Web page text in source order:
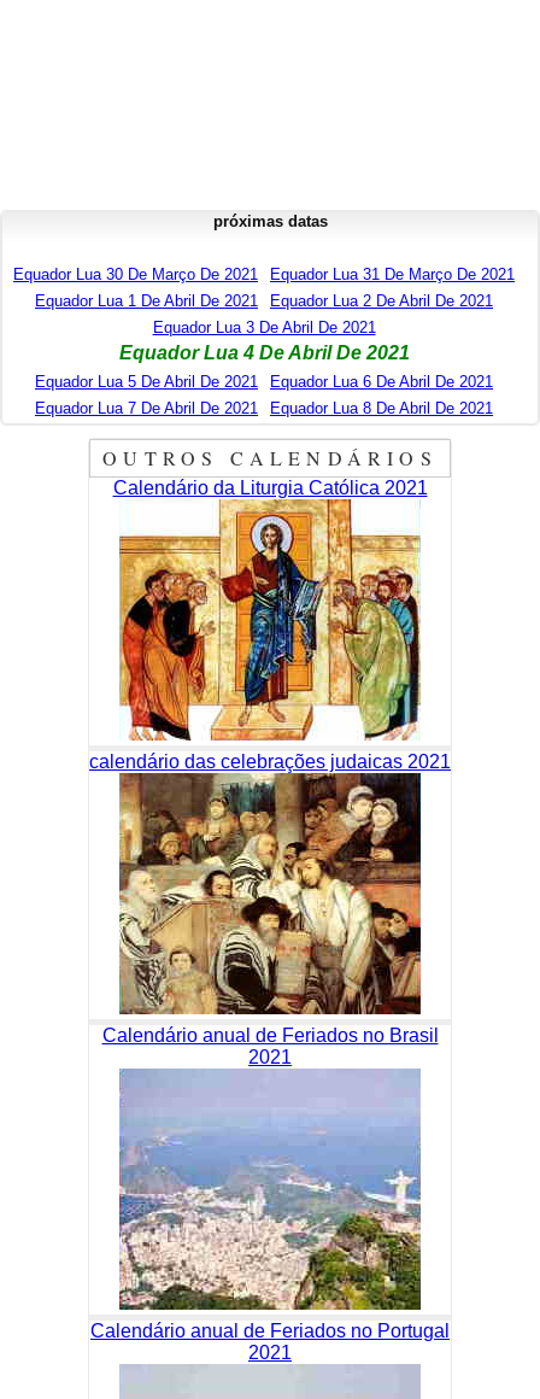
próximas datas
Equador Lua 30 De Março De 2021
Equador Lua 31 De Março De 2021
Equador Lua 1 De Abril De 2021
Equador Lua 2 De Abril De 2021
Equador Lua 3 De Abril De 2021
Equador Lua 4 De Abril De 2021
Equador Lua 5 De Abril De 2021
Equador Lua 6 De Abril De 2021
Equador Lua 7 De Abril De 2021
Equador Lua 8 De Abril De 2021
OUTROS CALENDÁRIOS
Calendário da Liturgia Católica 2021
calendário das celebrações judaicas 2021
Calendário anual de Feriados no Brasil
2021
Calendário anual de Feriados no Portugal
2021